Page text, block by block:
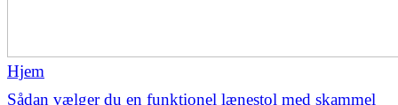
Hjem
Sådan vælger du en funktionel lænestol med skammel